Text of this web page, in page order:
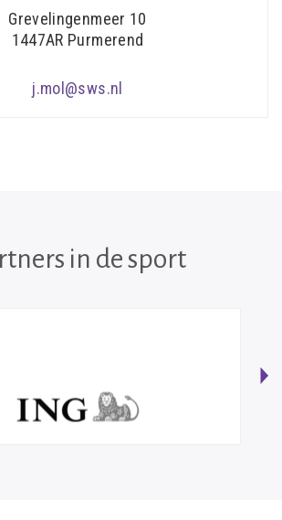
Grevelingenmeer 10
1447AR Purmerend
j.mol@sws.nl
in de sport